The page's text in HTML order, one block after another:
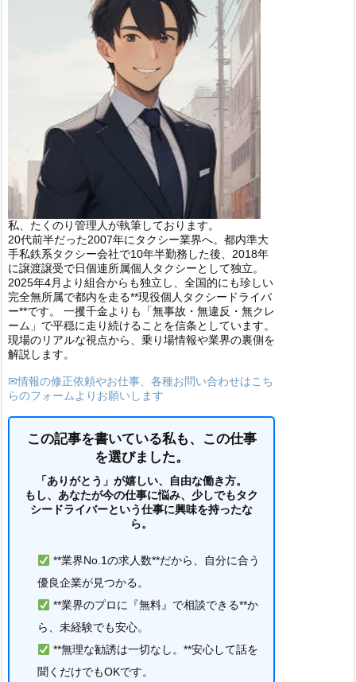
私、たくのり管理人が執筆しております。
20代前半だった2007年にタクシー業界へ。都内準大
手私鉄系タクシー会社で10年半勤務した後、2018年
に譲渡譲受で日個連所属個人タクシーとして独立。
2025年4月より組合からも独立し、全国的にも珍しい
完全無所属で都内を走る**現役個人タクシードライバ
ー**です。 一攫千金よりも「無事故・無違反・無クレ
ーム」で平穏に走り続けることを信条としています。
現場のリアルな視点から、乗り場情報や業界の裏側を
解説します。
✉情報の修正依頼やお仕事、各種お問い合わせはこち
らのフォームよりお願いします
この記事を書いている私も、この仕事
を選びました。
「ありがとう」が嬉しい、自由な働き方。
もし、あなたが今の仕事に悩み、少しでもタク
シードライバーという仕事に興味を持ったな
ら。
**業界No.1の求人数**だから、自分に合う
優良企業が見つかる。
**業界のプロに『無料』で相談できる**か
ら、未経験でも安心。
**無理な勧誘は一切なし。**安心して話を
聞くだけでもOKです。